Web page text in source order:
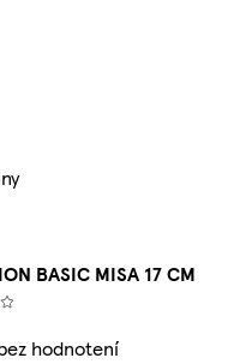
BASIC MISA 17 CM
hodnotení